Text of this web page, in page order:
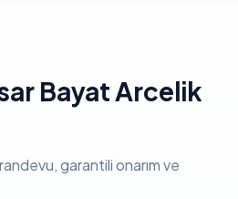
Bayat Arcelik
garantili onarım ve